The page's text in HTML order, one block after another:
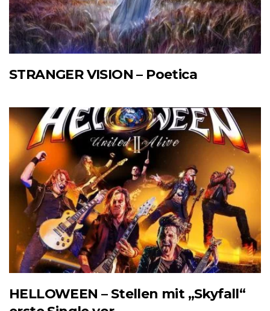
STRANGER VISION – Poetica
HELLOWEEN – Stellen mit „Skyfall“